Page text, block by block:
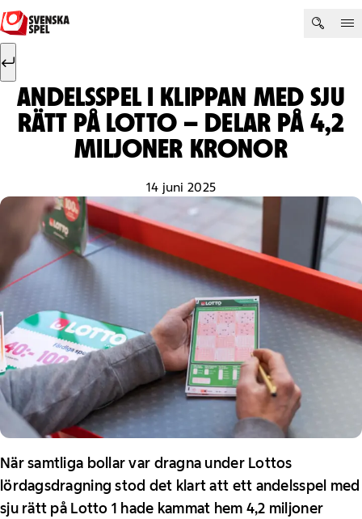
Hoppa till innehåll
Sök efter:
ANDELSSPEL I KLIPPAN MED SJU
RÄTT PÅ LOTTO – DELAR PÅ 4,2
MILJONER KRONOR
14 juni 2025
När samtliga bollar var dragna under Lottos
lördagsdragning stod det klart att ett andelsspel med
sju rätt på Lotto 1 hade kammat hem 4,2 miljoner